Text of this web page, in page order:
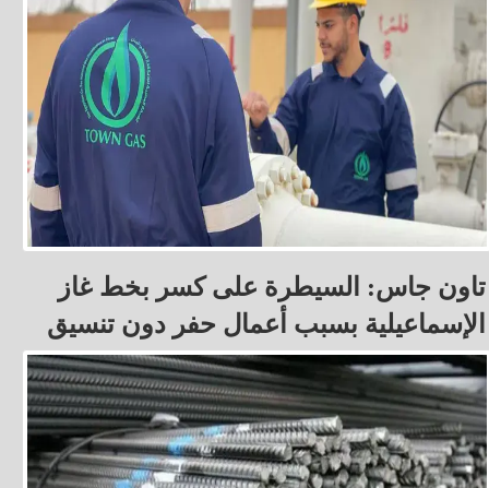
تاون جاس: السيطرة على كسر بخط غاز
الإسماعيلية بسبب أعمال حفر دون تنسيق